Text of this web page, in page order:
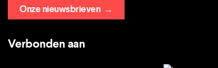
Onze nieuwsbrieven→
Verbonden aan